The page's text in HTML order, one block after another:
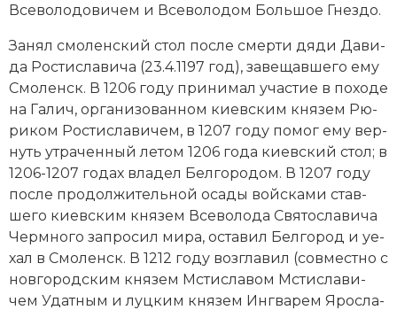
СССР
Южная Америка
Все­во­ло­до­ви­чем и Все­во­ло­дом Боль­шое Гнез­до.
За­нял смо­лен­ский стол по­сле смер­ти дя­ди Да­ви­
да Рос­ти­сла­ви­ча (23.4.1197 год), за­ве­щав­ше­го ему
Смо­ленск. В 1206 году при­ни­мал уча­стие в по­хо­де
на Га­лич, ор­га­ни­зо­ван­ном ки­ев­ским князем Рю­
ри­ком Рос­ти­сла­ви­чем, в 1207 году по­мог ему вер­
нуть ут­ра­чен­ный ле­том 1206 года ки­ев­ский стол; в
1206-1207 годах вла­дел Бел­го­ро­дом. В 1207 году
по­сле про­дол­жительной оса­ды вой­ска­ми став­
ше­го ки­ев­ским кня­зем Все­во­ло­да Свя­то­сла­ви­ча
Черм­но­го за­про­сил ми­ра, ос­та­вил Бел­го­род и уе­
хал в Смо­ленск. В 1212 году воз­гла­вил (совместно с
нов­город­ским князем Мсти­сла­вом Мсти­сла­ви­
чем Удат­ным и луц­ким князем Ин­гва­рем Яро­сла­